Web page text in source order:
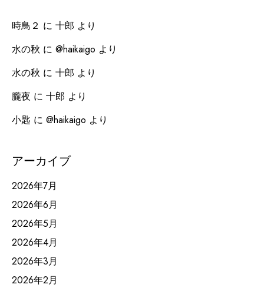
時鳥２ に 十郎 より
水の秋 に @haikaigo より
水の秋 に 十郎 より
朧夜 に 十郎 より
小匙 に @haikaigo より
アーカイブ
2026年7月
2026年6月
2026年5月
2026年4月
2026年3月
2026年2月